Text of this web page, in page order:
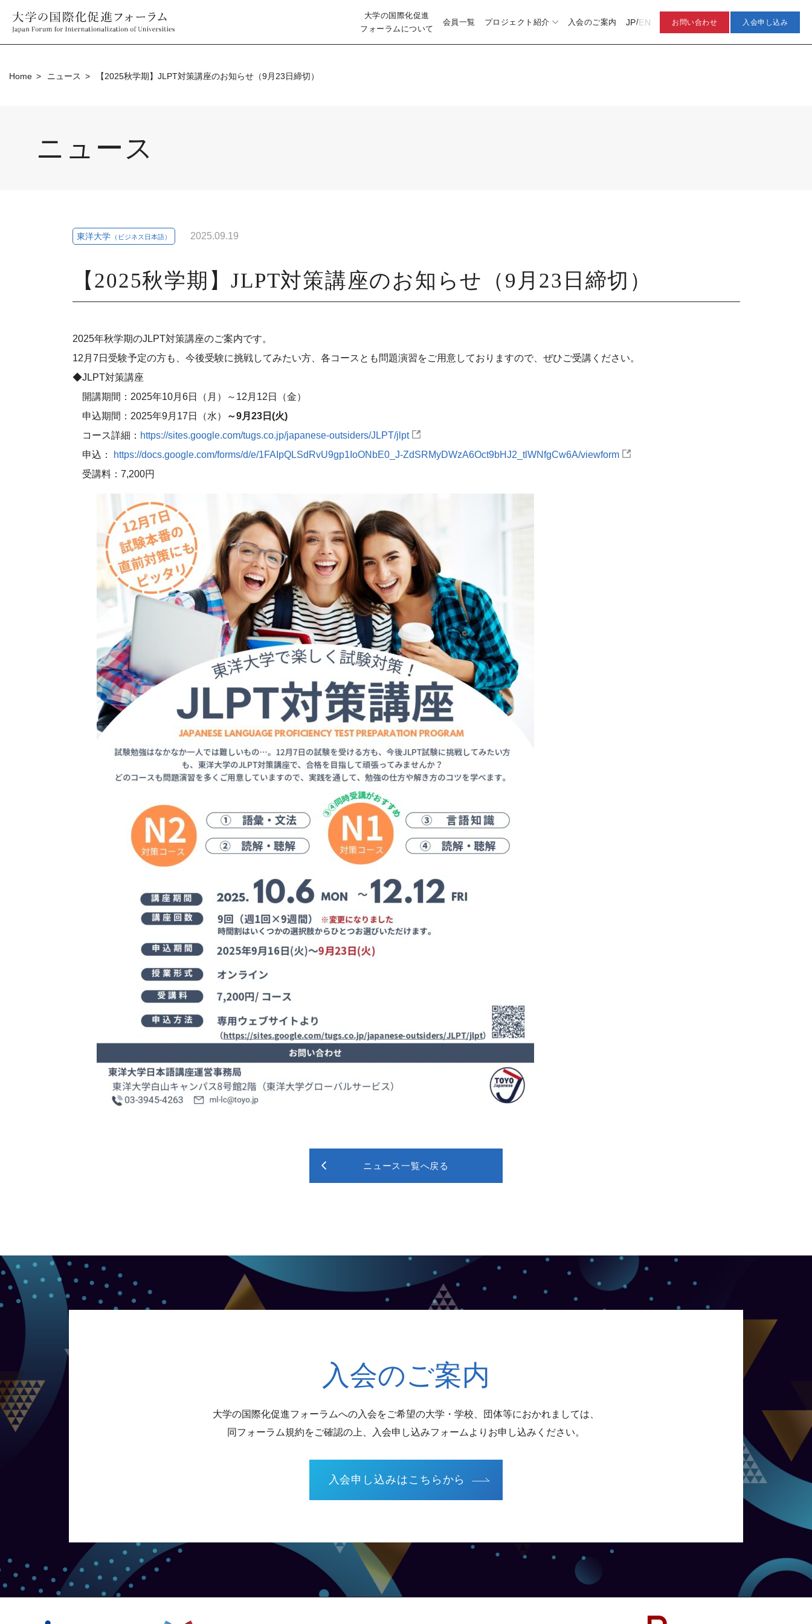
大学の国際化促進
フォーラムについて
会員一覧 プロジェクト紹介 入会のご案内 JP/EN お問い合わせ 入会申し込み
Home ニュース 【2025秋学期】JLPT対策講座のお知らせ（9月23日締切）
ニュース
東洋大学 （ビジネス日本語） 2025.09.19
【2025秋学期】JLPT対策講座のお知らせ（9月23日締切）
2025年秋学期のJLPT対策講座のご案内です。
12月7日受験予定の方も、今後受験に挑戦してみたい方、各コースとも問題演習をご用意しておりますので、ぜひご受講ください。
◆JLPT対策講座
開講期間：2025年10月6日（月）～12月12日（金）
申込期間：2025年9月17日（水）
～9月23日(火)
コース詳細： https://sites.google.com/tugs.co.jp/japanese-outsiders/JLPT/jlpt
申込：
https://docs.google.com/forms/d/e/1FAIpQLSdRvU9gp1IoONbE0_J-ZdSRMyDWzA6Oct9bHJ2_tlWNfgCw6A/viewform
受講料：7,200円
ニュース一覧へ戻る
入会のご案内
大学の国際化促進フォーラムへの入会をご希望の大学・学校、団体等におかれましては、
同フォーラム規約をご確認の上、入会申し込みフォームよりお申し込みください。
入会申し込みはこちらから